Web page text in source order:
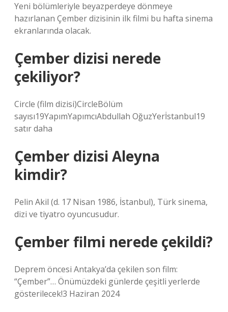
Yeni bölümleriyle beyazperdeye dönmeye
hazırlanan Çember dizisinin ilk filmi bu hafta sinema
ekranlarında olacak.
Çember dizisi nerede
çekiliyor?
Circle (film dizisi)CircleBölüm
sayısı19YapımYapımcıAbdullah OğuzYerİstanbul19
satır daha
Çember dizisi Aleyna
kimdir?
Pelin Akil (d. 17 Nisan 1986, İstanbul), Türk sinema,
dizi ve tiyatro oyuncusudur.
Çember filmi nerede çekildi?
Deprem öncesi Antakya’da çekilen son film:
“Çember”… Önümüzdeki günlerde çeşitli yerlerde
gösterilecek!3 Haziran 2024